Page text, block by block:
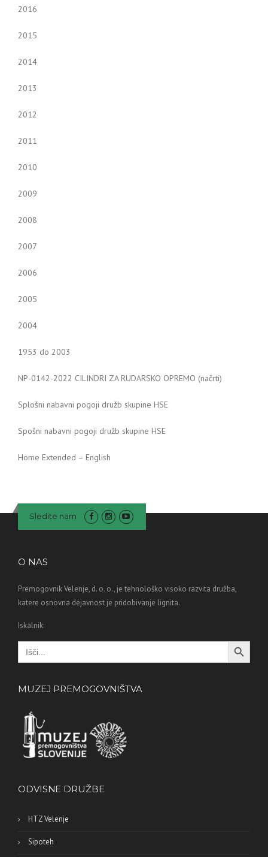
2016
2015
2014
2013
2012
2011
2010
2009
2008
2007
2006
2005
2004
1953 do 2003
NP-0142-2022 CILINDRI ZA RUDARSKO OPREMO (načrti)
Splošni nabavni pogoji družb skupine HSE
Spošni nabavni pogoji družb skupine HSE
Home Extended – English
Sledite nam
O NAS
Premogovnik Velenje, d. o. o., je tehnološko visoko razvita družba,
katere osnovna dejavnost je pridobivanje lignita.
Iskalnik:
Search
for:
Search Button
MUZEJ PREMOGOVNIŠTVA
ODVISNE DRUŽBE
HTZ Velenje
Sipoteh